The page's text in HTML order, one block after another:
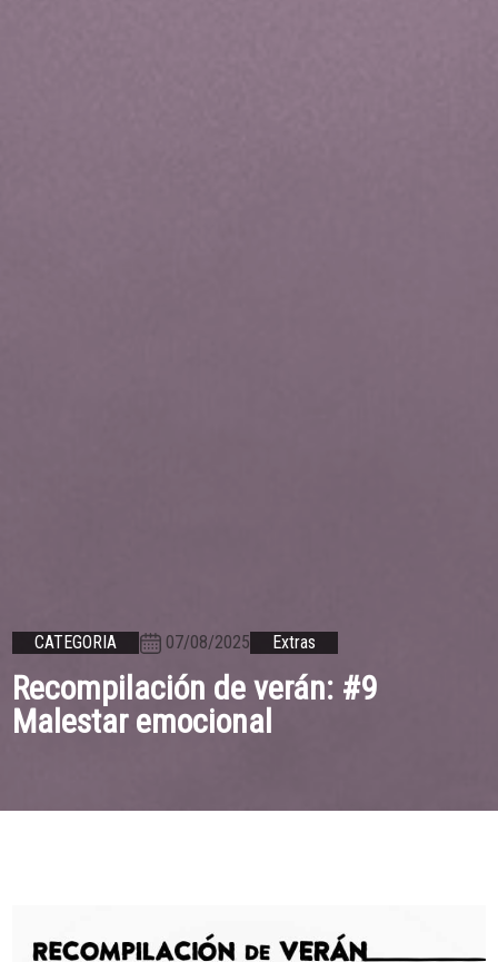
CATEGORIA 07/08/2025 Extras
Recompilación de verán: #9
Malestar emocional